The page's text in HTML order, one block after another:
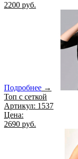
2200 руб.
Подробнее →
Топ с сеткой
Артикул: 1537
Цена:
2690 руб.